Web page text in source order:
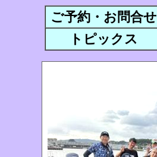
ご予約・お問合せ
トピックス